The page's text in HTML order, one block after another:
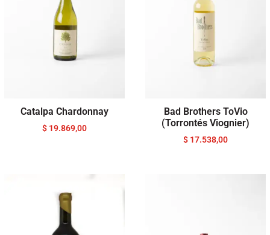
Catalpa Chardonnay
$ 19.869,00
Bad Brothers ToVio
(Torrontés Viognier)
$ 17.538,00